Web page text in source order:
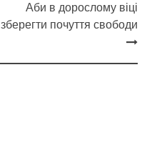
Аби в дорослому віці
зберегти почуття свободи